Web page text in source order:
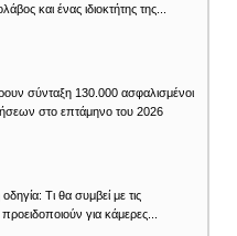
και ένας ιδιοκτήτης της...
σύνταξη 130.000 ασφαλισμένοι
στο επτάμηνο του 2026
Τι θα συμβεί με τις
για κάμερες...